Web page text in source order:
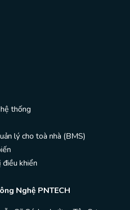
thống
lý cho toà nhà (BMS)
khiển
Nghệ PNTECH